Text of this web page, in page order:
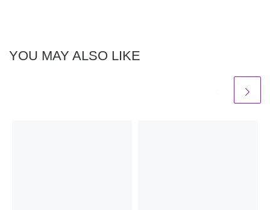
YOU MAY ALSO LIKE